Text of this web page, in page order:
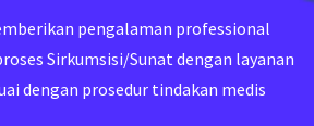
pengalaman professional
Sirkumsisi/Sunat dengan layanan
dengan prosedur tindakan medis